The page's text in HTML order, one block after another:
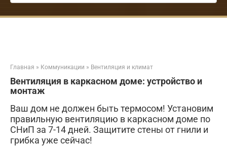
Главная » Коммуникации » Вентиляция и климат
Вентиляция в каркасном доме: устройство и
монтаж
Ваш дом не должен быть термосом! Установим
правильную вентиляцию в каркасном доме по
СНиП за 7-14 дней. Защитите стены от гнили и
грибка уже сейчас!